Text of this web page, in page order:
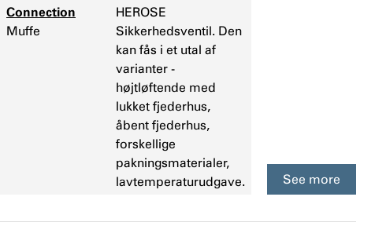
Connection
Muffe
HEROSE
Sikkerhedsventil. Den
kan fås i et utal af
varianter -
højtløftende med
lukket fjederhus,
åbent fjederhus,
forskellige
pakningsmaterialer,
lavtemperaturudgave.
See more